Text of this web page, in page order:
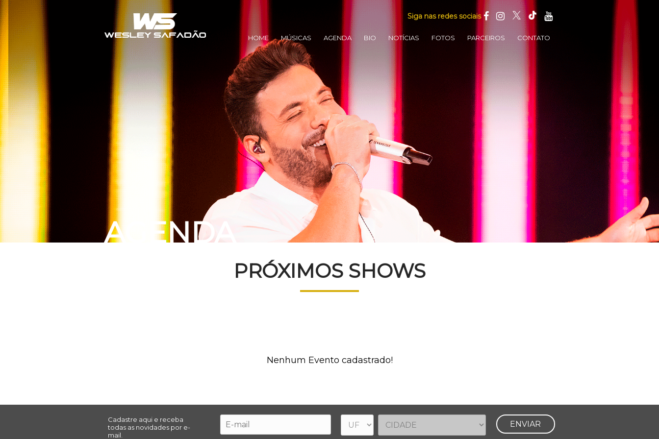
Siga nas redes sociais
HOME MÚSICAS AGENDA BIO NOTÍCIAS FOTOS PARCEIROS CONTATO
AGENDA
PRÓXIMOS SHOWS
Nenhum Evento cadastrado!
Cadastre aqui e receba
todas as novidades por e-
mail.